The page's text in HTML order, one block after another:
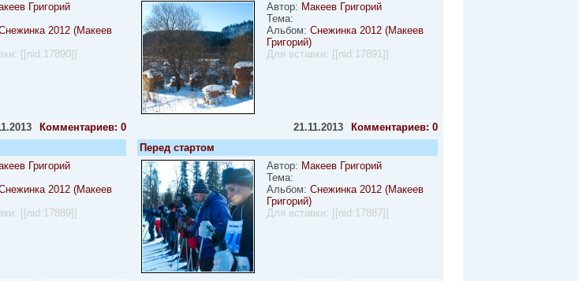
Григорий
2012 (Макеев
[[nid:17890]]
Комментариев: 0
Автор: Макеев Григорий
Тема:
Альбом: Снежинка 2012 (Макеев
Григорий)
Для вставки: [[nid:17891]]
Комментариев: 0
21.11.2013
Григорий
2012 (Макеев
[[nid:17889]]
Перед стартом
Автор: Макеев Григорий
Тема:
Альбом: Снежинка 2012 (Макеев
Григорий)
Для вставки: [[nid:17887]]